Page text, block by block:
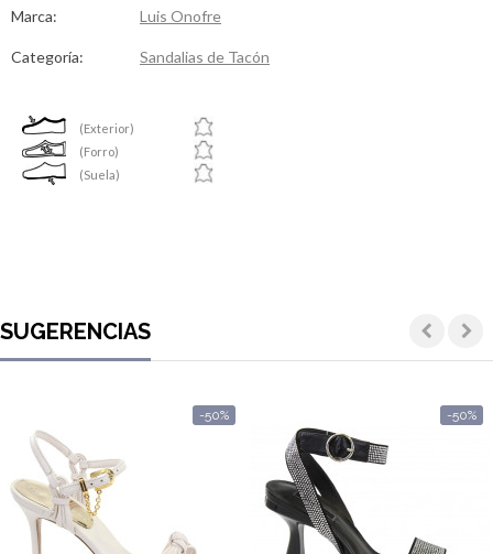
Marca: Luis Onofre
Categoría: Sandalias de Tacón
(Exterior)
(Forro)
(Suela)
SUGERENCIAS
-50% -50%